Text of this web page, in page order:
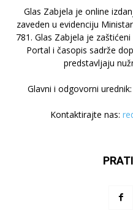
Glas Zabjela je online
zaveden u evidenciju
781. Glas Zabjela je
Portal i časopis sadrže
predstavljaju
Glavni i odgovorni
Kontaktirajte nas: